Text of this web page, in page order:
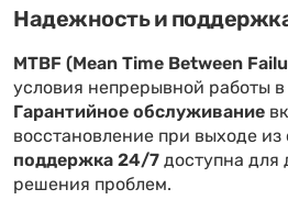
Надежность и
MTBF (Mean Time Between
условия непрерывной работы
Гарантийное обслуживание
восстановление при выходе из
поддержка 24/7доступна для
решения проблем.